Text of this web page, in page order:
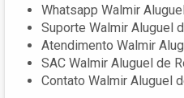
Whatsapp Walmir
Suporte Walmir Aluguel
Atendimento Walmir
SAC Walmir Aluguel de
Contato Walmir Aluguel